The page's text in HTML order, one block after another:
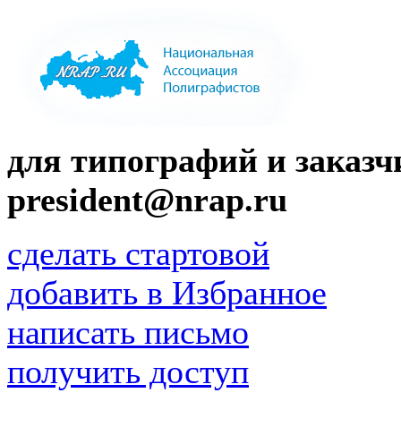
для типографий и
president@nrap.ru
сделать стартовой
добавить в Избранное
написать письмо
получить доступ